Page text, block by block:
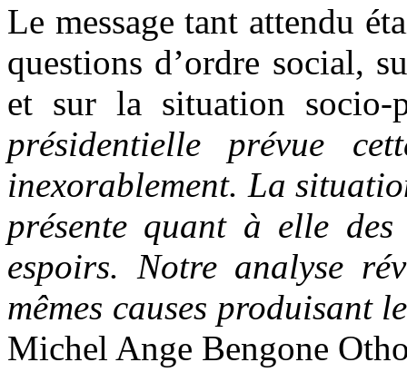
Le message tant attendu
questions d’ordre social,
et sur la situation
présidentielle prévue
inexorablement. La
présente quant à elle des
espoirs. Notre analyse
mêmes causes produisant
Michel Ange Bengone